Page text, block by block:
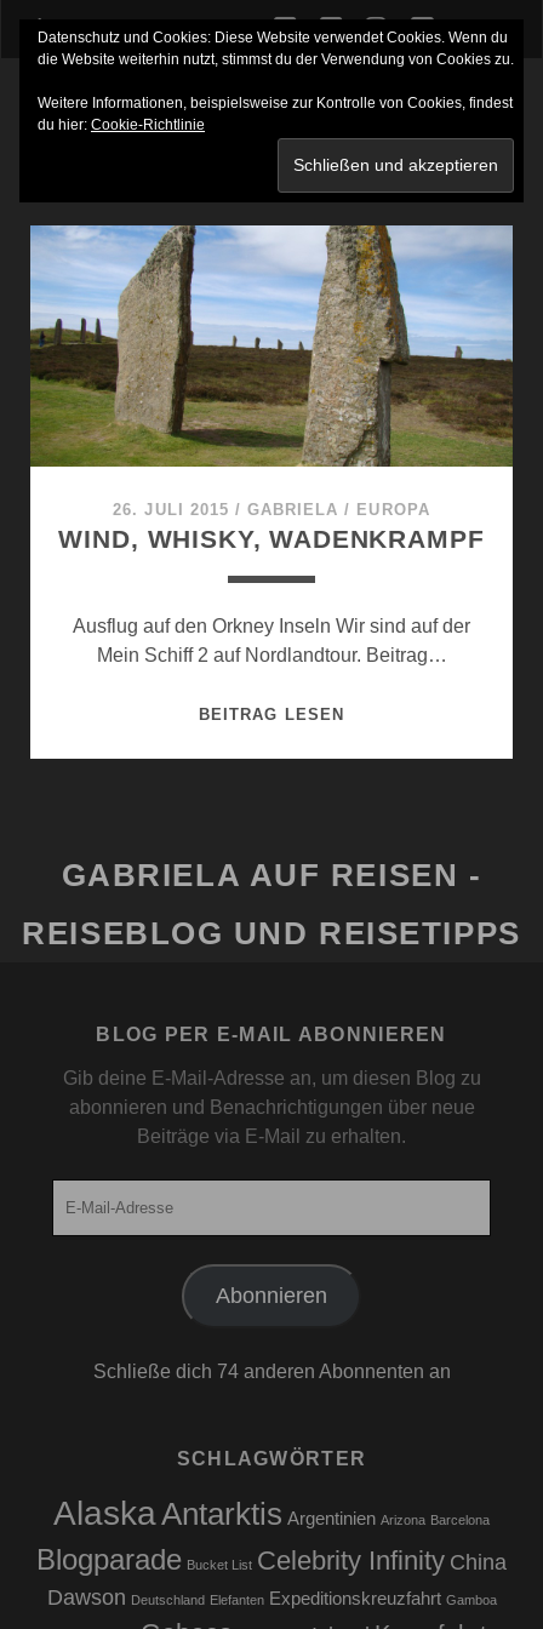
twitterfacebookinstagram
youtube
26. JULI 2015 / GABRIELA / EUROPA
WIND, WHISKY, WADENKRAMPF
Ausflug auf den Orkney Inseln Wir sind auf der
Mein Schiff 2 auf Nordlandtour. Beitrag…
BEITRAG LESENWIND,
GABRIELA AUF REISEN -
REISEBLOG UND REISETIPPS
BLOG PER E-MAIL ABONNIEREN
Gib deine E-Mail-Adresse an, um diesen Blog zu
abonnieren und Benachrichtigungen über neue
Beiträge via E-Mail zu erhalten.
Abonnieren
Schließe dich 74 anderen Abonnenten an
SCHLAGWÖRTER
AlaskaAntarktis Argentinien Arizona Barcelona
Blogparade Bucket List Celebrity Infinity China
Dawson Deutschland Elefanten Expeditionskreuzfahrt Gamboa
Datenschutz und Cookies: Diese Website verwendet Cookies. Wenn du
die Website weiterhin nutzt, stimmst du der Verwendung von Cookies zu.
Weitere Informationen, beispielsweise zur Kontrolle von Cookies, findest
du hier: Cookie-Richtlinie